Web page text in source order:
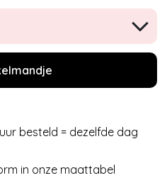
besteld = dezelfde dag
in onze maattabel